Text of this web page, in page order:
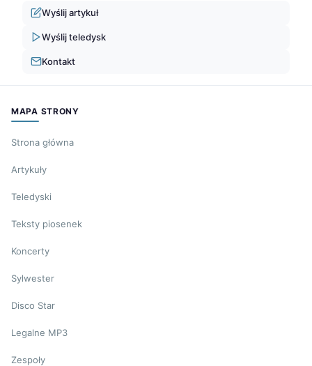
Wyślij artykuł
Wyślij teledysk
Kontakt
MAPA STRONY
Strona główna
Artykuły
Teledyski
Teksty piosenek
Koncerty
Sylwester
Disco Star
Legalne MP3
Zespoły